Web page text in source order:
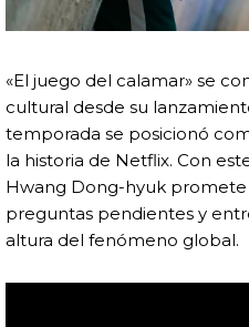
«El juego del calamar» se
cultural desde su
temporada se posicionó
la historia de Netflix. Con
Hwang Dong-hyuk
preguntas pendientes y
altura del fenómeno global.